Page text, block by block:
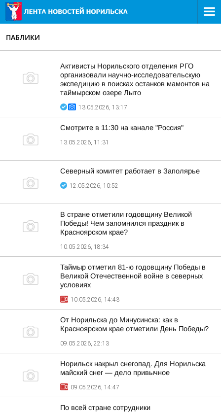
ПАБЛИКИ
Активисты Норильского отделения РГО
организовали научно-исследовательскую
экспедицию в поисках останков мамонтов на
таймырском озере Лыто
13.05.2026, 13:17
Смотрите в 11:30 на канале "Россия"
13.05.2026, 11:31
Северный комитет работает в Заполярье
12.05.2026, 10:52
В стране отметили годовщину Великой
Победы! Чем запомнился праздник в
Красноярском крае?
10.05.2026, 18:34
Таймыр отметил 81-ю годовщину Победы в
Великой Отечественной войне в северных
условиях
10.05.2026, 14:43
От Норильска до Минусинска: как в
Красноярском крае отметили День Победы?
09.05.2026, 22:13
Норильск накрыл снегопад. Для Норильска
майский снег — дело привычное
09.05.2026, 14:47
По всей стране сотрудники